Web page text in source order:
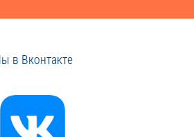
в Вконтакте